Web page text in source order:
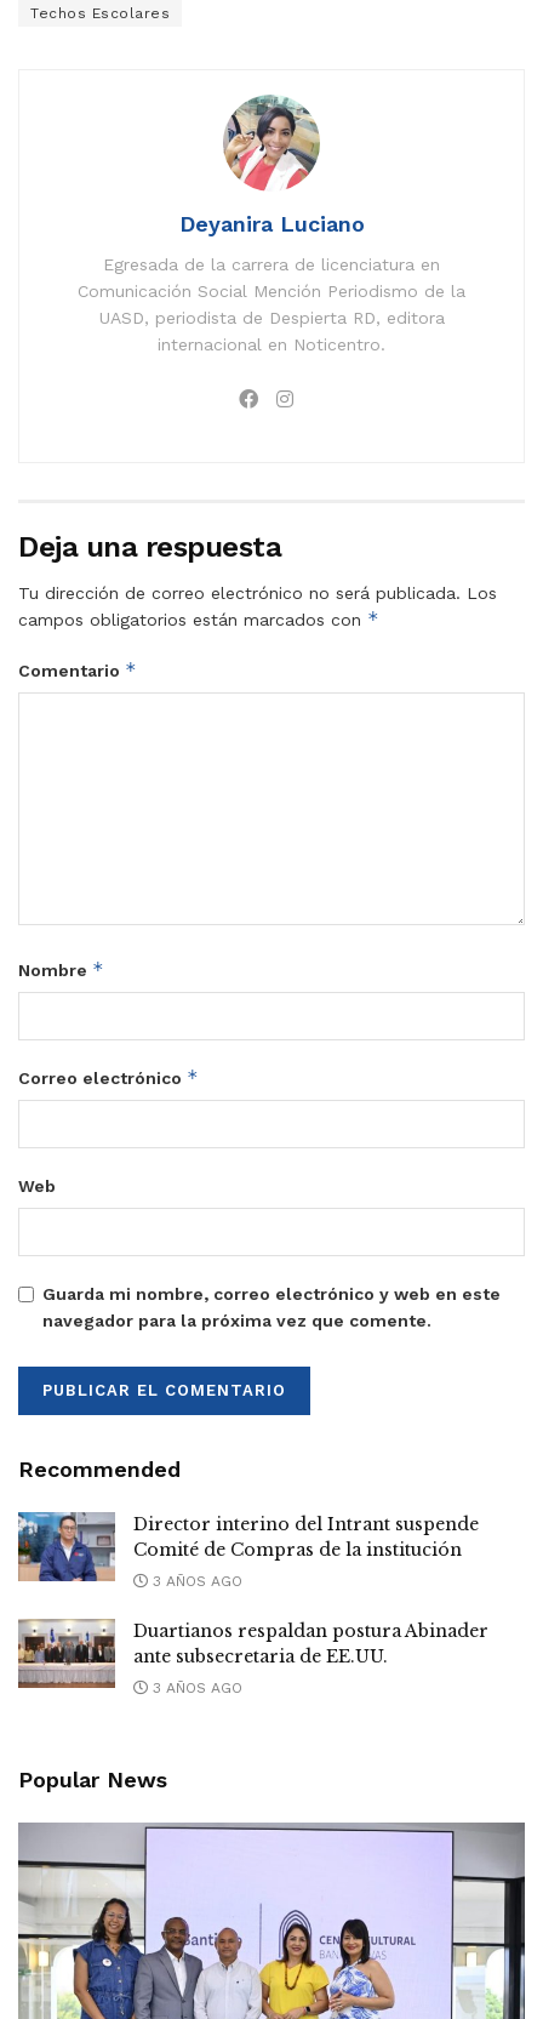
Techos Escolares
Deyanira Luciano
Egresada de la carrera de licenciatura en
Comunicación Social Mención Periodismo de la
UASD, periodista de Despierta RD, editora
internacional en Noticentro.
Deja una respuesta
Tu dirección de correo electrónico no será publicada. Los
campos obligatorios están marcados con *
Comentario *
Nombre *
Correo electrónico *
Web
Guarda mi nombre, correo electrónico y web en este
navegador para la próxima vez que comente.
Recommended
Director interino del Intrant suspende
Comité de Compras de la institución
3 AÑOS AGO
Duartianos respaldan postura Abinader
ante subsecretaria de EE.UU.
3 AÑOS AGO
Popular News